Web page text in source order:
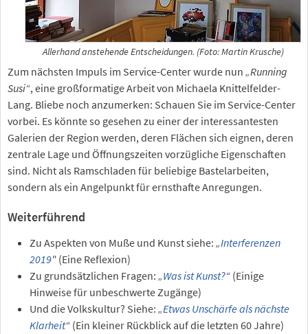
Allerhand anstehende Entscheidungen. (Foto: Martin Krusche)
Zum nächsten Impuls im Service-Center wurde nun „Running
Susi“, eine großformatige Arbeit von Michaela Knittelfelder-
Lang. Bliebe noch anzumerken: Schauen Sie im Service-Center
vorbei. Es könnte so gesehen zu einer der interessantesten
Galerien der Region werden, deren Flächen sich eignen, deren
zentrale Lage und Öffnungszeiten vorzügliche Eigenschaften
sind. Nicht als Ramschladen für beliebige Bastelarbeiten,
sondern als ein Angelpunkt für ernsthafte Anregungen.
Weiterführend
Zu Aspekten von Muße und Kunst siehe: „Interferenzen
2019" (Eine Reflexion)
Zu grundsätzlichen Fragen: „Was ist Kunst?“ (Einige
Hinweise für unbeschwerte Zugänge)
Und die Volkskultur? Siehe: „Etwas Unschärfe als nächste
Klarheit“ (Ein kleiner Rückblick auf die letzten 60 Jahre)